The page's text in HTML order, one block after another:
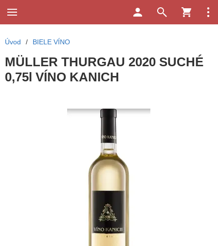
Úvod / BIELE VÍNO
MÜLLER THURGAU 2020 SUCHÉ
0,75l VÍNO KANICH